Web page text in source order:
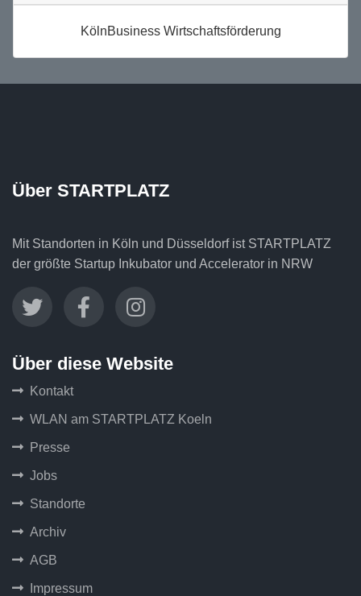
KölnBusiness Wirtschaftsförderung
Über STARTPLATZ
Mit Standorten in Köln und Düsseldorf ist STARTPLATZ
der größte Startup Inkubator und Accelerator in NRW
Über diese Website
Kontakt
WLAN am STARTPLATZ Koeln
Presse
Jobs
Standorte
Archiv
AGB
Impressum